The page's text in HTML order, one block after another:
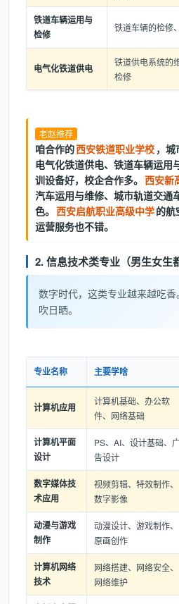
铁道车辆运用与
检修
铁道车辆的检修
电气化铁道供电
铁道供电系统的
检修
老赵推荐
咱合作的西安铁道职业学校 ，城
电气化铁道供电、铁道车辆运用
训设备好，校企合作多。 西安新
汽车运用与维修、城市轨道交通
色。 西安启航职业高级中学的航
运营服务也不错。
2. 信息技术类专业（男生女生
数字时代，这类专业越来越吃
吹日晒。
专业名称 主要学啥
计算机应用
计算机基础、办公软
件、网络基础
计算机平面
设计
PS、AI、设计基础、
告设计
数字媒体技
术应用
视频剪辑、特效制作、
数字影像
动漫与游戏
制作
动漫设计、游戏制作、
原画创作
计算机网络
技术
网络搭建、网络安全、
网络维护